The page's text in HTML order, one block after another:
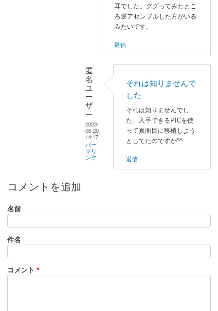
ご
へ
の
耳でした。ググってみたとこ
ろ逆アセンブルした方がいる
みたいです。
返信
匿
名
ユ
ー
ザ
ー
2023-
08-20
14:17
パー
マリ
ンク
に
T
それは知りませんで
した
それは知りませんでし
た。入手できるPICを使
って真面目に移植しよう
としてたのですが^^
返信
コメントを追加
名前
件名
コメント